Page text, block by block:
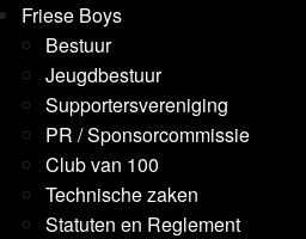
Friese Boys
Bestuur
Jeugdbestuur
Supportersvereniging
PR / Sponsorcommissie
Club van 100
Technische zaken
Statuten en Reglement